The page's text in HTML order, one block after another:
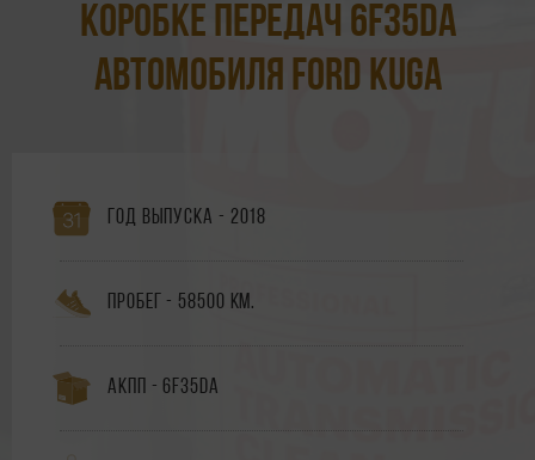
коробке передач 6F35DA
автомобиля Ford Kuga
Год выпуска - 2018
Пробег - 58500 км.
АКПП - 6F35DA